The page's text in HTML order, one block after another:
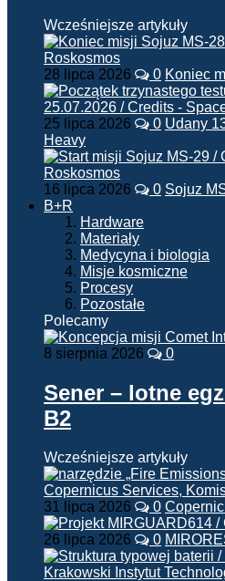
Wcześniejsze artykuły
28 lipca 2026 0 Koniec
25 lipca 2026 0 Udany
Heavy
16 lipca 2026 0 Sojuz
B+R
Hardware
Materiały
Medycyna i biologia
Misje kosmiczne
Procesy
Pozostałe
Polecamy
8 sierpnia 2026 0
Sener – lotne
B2
Wcześniejsze artykuły
31 lipca 2026 0
26 lipca 2026 0